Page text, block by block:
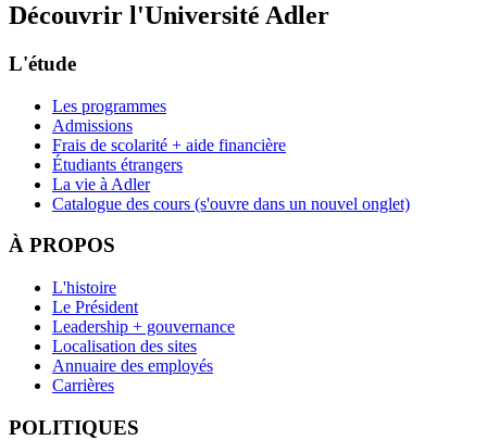
Découvrir l'Université Adler
L'étude
Les programmes
Admissions
Frais de scolarité + aide financière
Étudiants étrangers
La vie à Adler
Catalogue des cours (s'ouvre dans un nouvel onglet)
À PROPOS
L'histoire
Le Président
Leadership + gouvernance
Localisation des sites
Annuaire des employés
Carrières
POLITIQUES